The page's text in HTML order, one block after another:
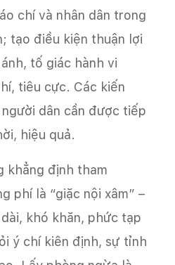
chí và nhân dân trong
tạo điều kiện thuận lợi
tố giác hành vi
tiêu cực. Các kiến
dân cần được tiếp
hiệu quả.
khẳng định tham
phí là “giặc nội xâm” –
khó khăn, phức tạp
ý chí kiên định, sự tỉnh